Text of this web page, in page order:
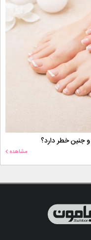
و جنین خطر دارد؟
مشاهده